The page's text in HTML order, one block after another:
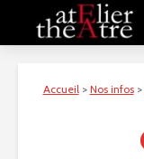
Accueil> Nos infos>